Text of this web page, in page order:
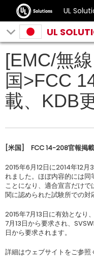
UL
UL
[EMC/無
国>FCC
載、
[米国] FCC 14-208官報掲載
2015年6月12日に2014年12
れました。ほぼ内容的には同
ことになり、適合宣言だけ
関に認められた試験所での対
2015年7月13日に有効となり
7月13日から要求され、
日から要求されます。
詳細はウェブサイトをご参照